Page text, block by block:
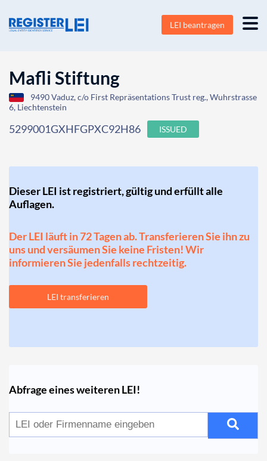
LEI beantragen
Mafli Stiftung
9490 Vaduz, c/o First Repräsentations Trust reg., Wuhrstrasse
6, Liechtenstein
5299001GXHFGPXC92H86 ISSUED
Dieser LEI ist registriert, gültig und erfüllt alle
Auflagen.
Der LEI läuft in 72 Tagen ab. Transferieren Sie ihn zu
uns und versäumen Sie keine Fristen! Wir
informieren Sie jedenfalls rechtzeitig.
LEI transferieren
Abfrage eines weiteren LEI!